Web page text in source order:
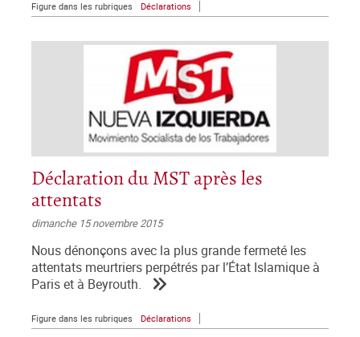
Figure dans les rubriques Déclarations
Déclaration du MST après les
attentats
dimanche 15 novembre 2015
Nous dénonçons avec la plus grande fermeté les
attentats meurtriers perpétrés par l’État Islamique à
Paris et à Beyrouth.
Figure dans les rubriques Déclarations